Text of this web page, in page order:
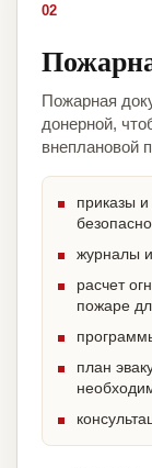
02
Пожарная
донерной,
внеплановой
приказы
журналы
расчет
пожаре
план